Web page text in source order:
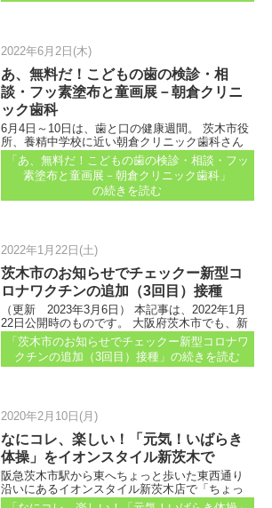
2022年6月2日(木)
あ、無料だ！こどもの歯の検診・相
談・フッ素塗布と童画展－朝倉クリニ
ック歯科
6月4日～10日は、歯と口の健康週間。 茨木市役
所、養精中学校に近い朝倉クリニック歯科さん
から「虫歯予防デー」イベントの案内が届きま
した。 子どもが楽しめそうなワークショップも
ありますよ！ 虫歯予防テーイベントは、6月11日
「あ、無料だ！こどもの歯の検診・相談・フッ
素塗布と童画展－朝倉クリニック歯科」
の続きを読む
2022年1月22日(土)
茨木市のお知らせでチェックー新型コ
ロナワクチンの追加（3回目）接種
（更新 2023年3月6日） 本記事は、2022年1月
22日公開時のものです。 大阪府茨木市でも、新
型コロナ感染症の広がりは心配…ですよね...
「茨木市のお知らせでチェックー新型コロナワ
クチンの追加（3回目）接種」の続きを読む
2020年2月10日(月)
なにコレ、楽しい！「元気！いばらき
体操」をイオンスタイル新茨木で
阪急茨木市駅から東へちょっと歩いた東西通り
沿いにあるイオンスタイル新茨木店で「ちょっ
と～、これイイやーん！」と思ったコトがあり